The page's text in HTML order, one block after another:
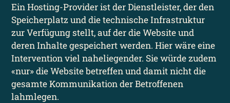
Ein Hosting-Provider ist der Dienst­leister, der den
Speicher­platz und die technische Infrastruktur
zur Verfügung stellt, auf der die Website und
deren Inhalte gespeichert werden. Hier wäre eine
Intervention viel naheliegender. Sie würde zudem
«nur» die Website betreffen und damit nicht die
gesamte Kommunikation der Betroffenen
lahmlegen.